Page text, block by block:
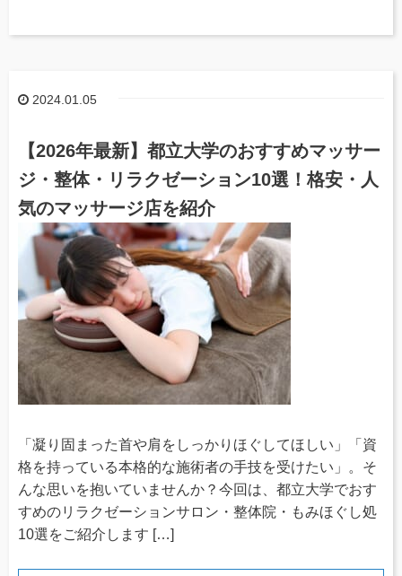
2024.01.05
【2026年最新】都立大学のおすすめマッサー
ジ・整体・リラクゼーション10選！格安・人
気のマッサージ店を紹介
「凝り固まった首や肩をしっかりほぐしてほしい」「資
格を持っている本格的な施術者の手技を受けたい」。そ
んな思いを抱いていませんか？今回は、都立大学でおす
すめのリラクゼーションサロン・整体院・もみほぐし処
10選をご紹介します […]